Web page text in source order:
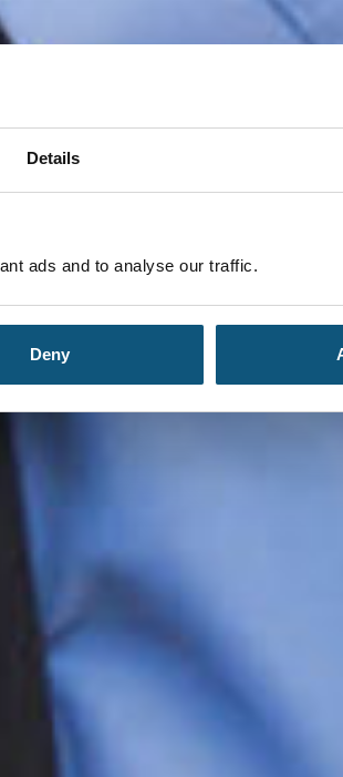
Details
ads and to analyse our traffic.
Deny